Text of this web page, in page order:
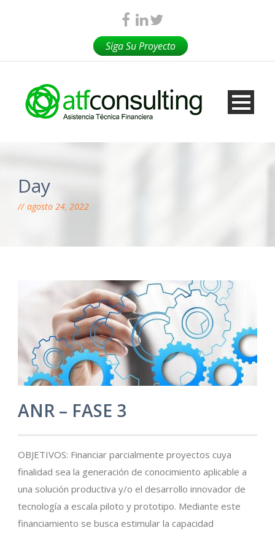
Siga Su Proyecto
Day
agosto 24, 2022
ANR – FASE 3
OBJETIVOS: Financiar parcialmente proyectos cuya
finalidad sea la generación de conocimiento aplicable a
una solución productiva y/o el desarrollo innovador de
tecnología a escala piloto y prototipo. Mediante este
financiamiento se busca estimular la capacidad